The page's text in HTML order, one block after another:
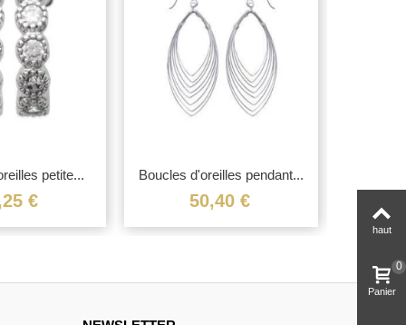
petite...
€
Boucles d'oreilles pendant...
50,40 €
haut
Panier
0